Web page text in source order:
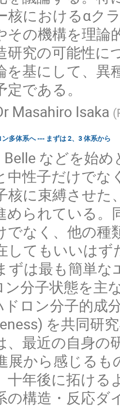
核におけるαク
その機構を理
研究の可能性
を基にして、異
である。
Masahiro Isaka (
多体系へ --- まずは 2、3 体系から
Belle などを始
中性子だけでな
核に束縛させ
められている。
でなく、他の種
してもいいは
ずは最も簡単
ン分子状態を主
ドロン分子的成
を共同研
、最近の自身の
展から感じる
十年後に拓け
の構造・反応